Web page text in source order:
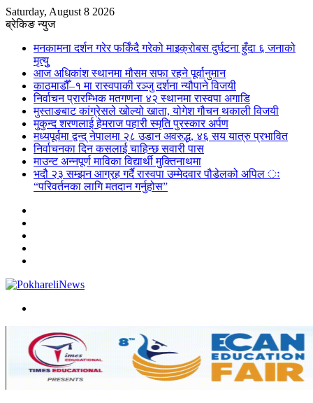
Saturday, August 8 2026
ब्रेकिङ न्युज
मनकामना दर्शन गरेर फर्किंदै गरेको माइक्रोबस दुर्घटना हुँदा ६ जनाको
मृत्युु
आज अधिकांश स्थानमा मौसम सफा रहने पूर्वानुमान
काठमाडौँ–१ मा रास्वपाकी रञ्जु दर्शना न्यौपाने विजयी
निर्वाचन प्रारम्भिक मतगणना ४२ स्थानमा रास्वपा अगाडि
मुस्ताङबाट कांग्रेसले खोल्यो खाता, योगेश गौचन थकाली विजयी
मुकुन्द शरणलाई हेमराज पहारी स्मृति पुरस्कार अर्पण
मध्यपूर्वमा द्वन्द् नेपालमा २८ उडान अवरुद्ध, ४६ सय यात्रु प्रभावित
निर्वाचनका दिन कसलाई चाहिन्छ सवारी पास
माउन्ट अन्नपूर्ण माविका विद्यार्थी मुक्तिनाथमा
भदौ २३ सम्झन आग्रह गर्दै रास्वपा उम्मेदवार पौडेलको अपिल ः
“परिवर्तनका लागि मतदान गर्नुहोस”